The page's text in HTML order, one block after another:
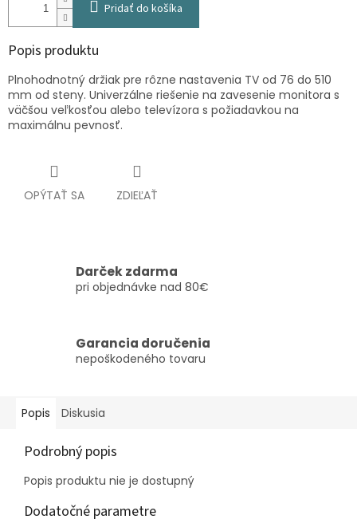
Pridať do košíka
Popis produktu
Plnohodnotný držiak pre rôzne nastavenia TV od 76 do 510
mm od steny. Univerzálne riešenie na zavesenie monitora s
väčšou veľkosťou alebo televízora s požiadavkou na
maximálnu pevnosť.
OPÝTAŤ SA ZDIEĽAŤ
Darček zdarma
pri objednávke nad 80€
Garancia doručenia
nepoškodeného tovaru
Popis Diskusia
Podrobný popis
Popis produktu nie je dostupný
Dodatočné parametre